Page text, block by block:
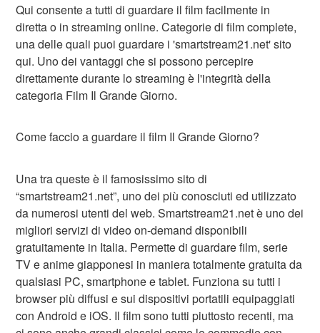
Qui consente a tutti di guardare il film facilmente in
diretta o in streaming online. Categorie di film complete,
una delle quali puoi guardare i 'smartstream21.net' sito
qui. Uno dei vantaggi che si possono percepire
direttamente durante lo streaming è l'integrità della
categoria Film Il Grande Giorno.
Come faccio a guardare il film Il Grande Giorno?
Una tra queste è il famosissimo sito di
“smartstream21.net”, uno dei più conosciuti ed utilizzato
da numerosi utenti del web. Smartstream21.net è uno dei
migliori servizi di video on-demand disponibili
gratuitamente in Italia. Permette di guardare film, serie
TV e anime giapponesi in maniera totalmente gratuita da
qualsiasi PC, smartphone e tablet. Funziona su tutti i
browser più diffusi e sui dispositivi portatili equipaggiati
con Android e iOS. Il film sono tutti piuttosto recenti, ma